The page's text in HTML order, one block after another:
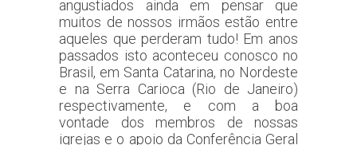
angustiados ainda em pensar que
muitos de nossos irmãos estão entre
aqueles que perderam tudo! Em anos
passados isto aconteceu conosco no
Brasil, em Santa Catarina, no Nordeste
e na Serra Carioca (Rio de Janeiro)
respectivamente, e com a boa
vontade dos membros de nossas
igrejas e o apoio da Conferência Geral